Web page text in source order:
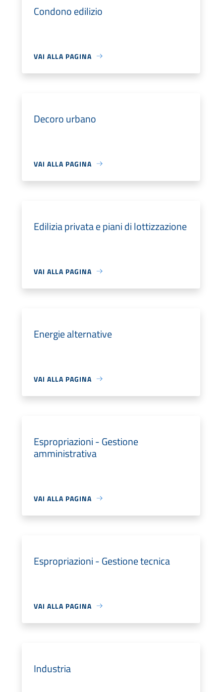
Condono edilizio
VAI ALLA PAGINA
Decoro urbano
VAI ALLA PAGINA
Edilizia privata e piani di lottizzazione
VAI ALLA PAGINA
Energie alternative
VAI ALLA PAGINA
Espropriazioni - Gestione
amministrativa
VAI ALLA PAGINA
Espropriazioni - Gestione tecnica
VAI ALLA PAGINA
Industria